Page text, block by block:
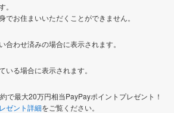
でお住まいいただくことができません。
合わせ済みの場合に表示されます。
いる場合に表示されます。
で最大20万円相当PayPayポイントプレゼント！
ゼント詳細をご覧ください。